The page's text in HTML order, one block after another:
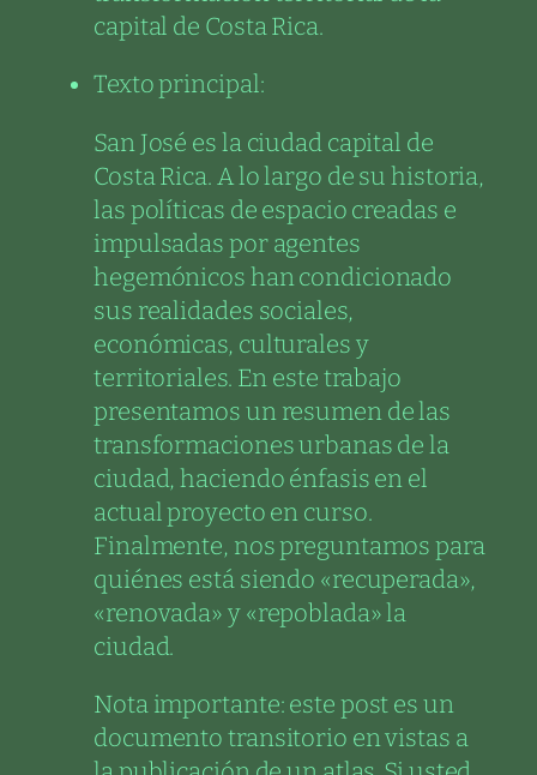
capital de Costa Rica.
Texto principal:
San José es la ciudad capital de
Costa Rica. A lo largo de su historia,
las políticas de espacio creadas e
impulsadas por agentes
hegemónicos han condicionado
sus realidades sociales,
económicas, culturales y
territoriales. En este trabajo
presentamos un resumen de las
transformaciones urbanas de la
ciudad, haciendo énfasis en el
actual proyecto en curso.
Finalmente, nos preguntamos para
quiénes está siendo «recuperada»,
«renovada» y «repoblada» la
ciudad.
Nota importante: este post es un
documento transitorio en vistas a